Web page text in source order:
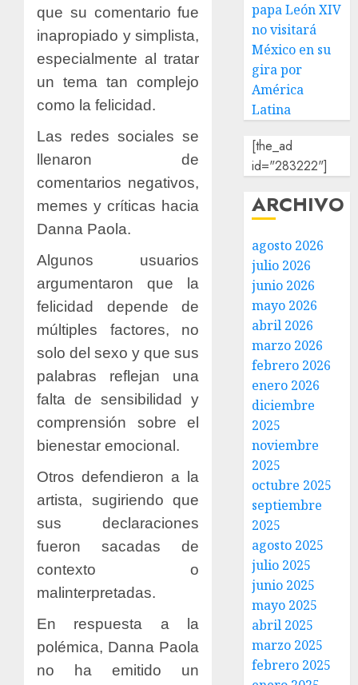
que su comentario fue
inapropiado y simplista,
especialmente al tratar
un tema tan complejo
como la felicidad.
Las redes sociales se
llenaron de
comentarios negativos,
memes y críticas hacia
Danna Paola.
Algunos usuarios
argumentaron que la
felicidad depende de
múltiples factores, no
solo del sexo y que sus
palabras reflejan una
falta de sensibilidad y
comprensión sobre el
bienestar emocional.
Otros defendieron a la
artista, sugiriendo que
sus declaraciones
fueron sacadas de
contexto o
malinterpretadas.
En respuesta a la
polémica, Danna Paola
no ha emitido un
papa León XIV
no visitará
México en su
gira por
América
Latina
[the_ad
id="283222"]
ARCHIVO
agosto 2026
julio 2026
junio 2026
mayo 2026
abril 2026
marzo 2026
febrero 2026
enero 2026
diciembre
2025
noviembre
2025
octubre 2025
septiembre
2025
agosto 2025
julio 2025
junio 2025
mayo 2025
abril 2025
marzo 2025
febrero 2025